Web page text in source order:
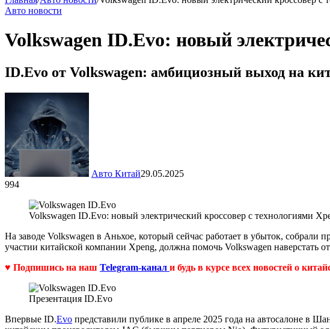
Авто новости
Volkswagen ID.Evo: новый
ID.Evo от Volkswagen: амбициозный выход на
Авто Китай29.05.2025
994
Volkswagen ID.Evo: новый электрический кроссовер с технологиями
На заводе Volkswagen в Аньхое, который сейчас работает в убыток, собрали
участии китайской компании Xpeng, должна помочь Volkswagen наверстать
♥ Подпишись на наш Telegram-канал и будь в курсе всех новостей о
Презентация ID.Evo
Впервые ID.Evo представили публике в апреле 2025 года на автосалоне в